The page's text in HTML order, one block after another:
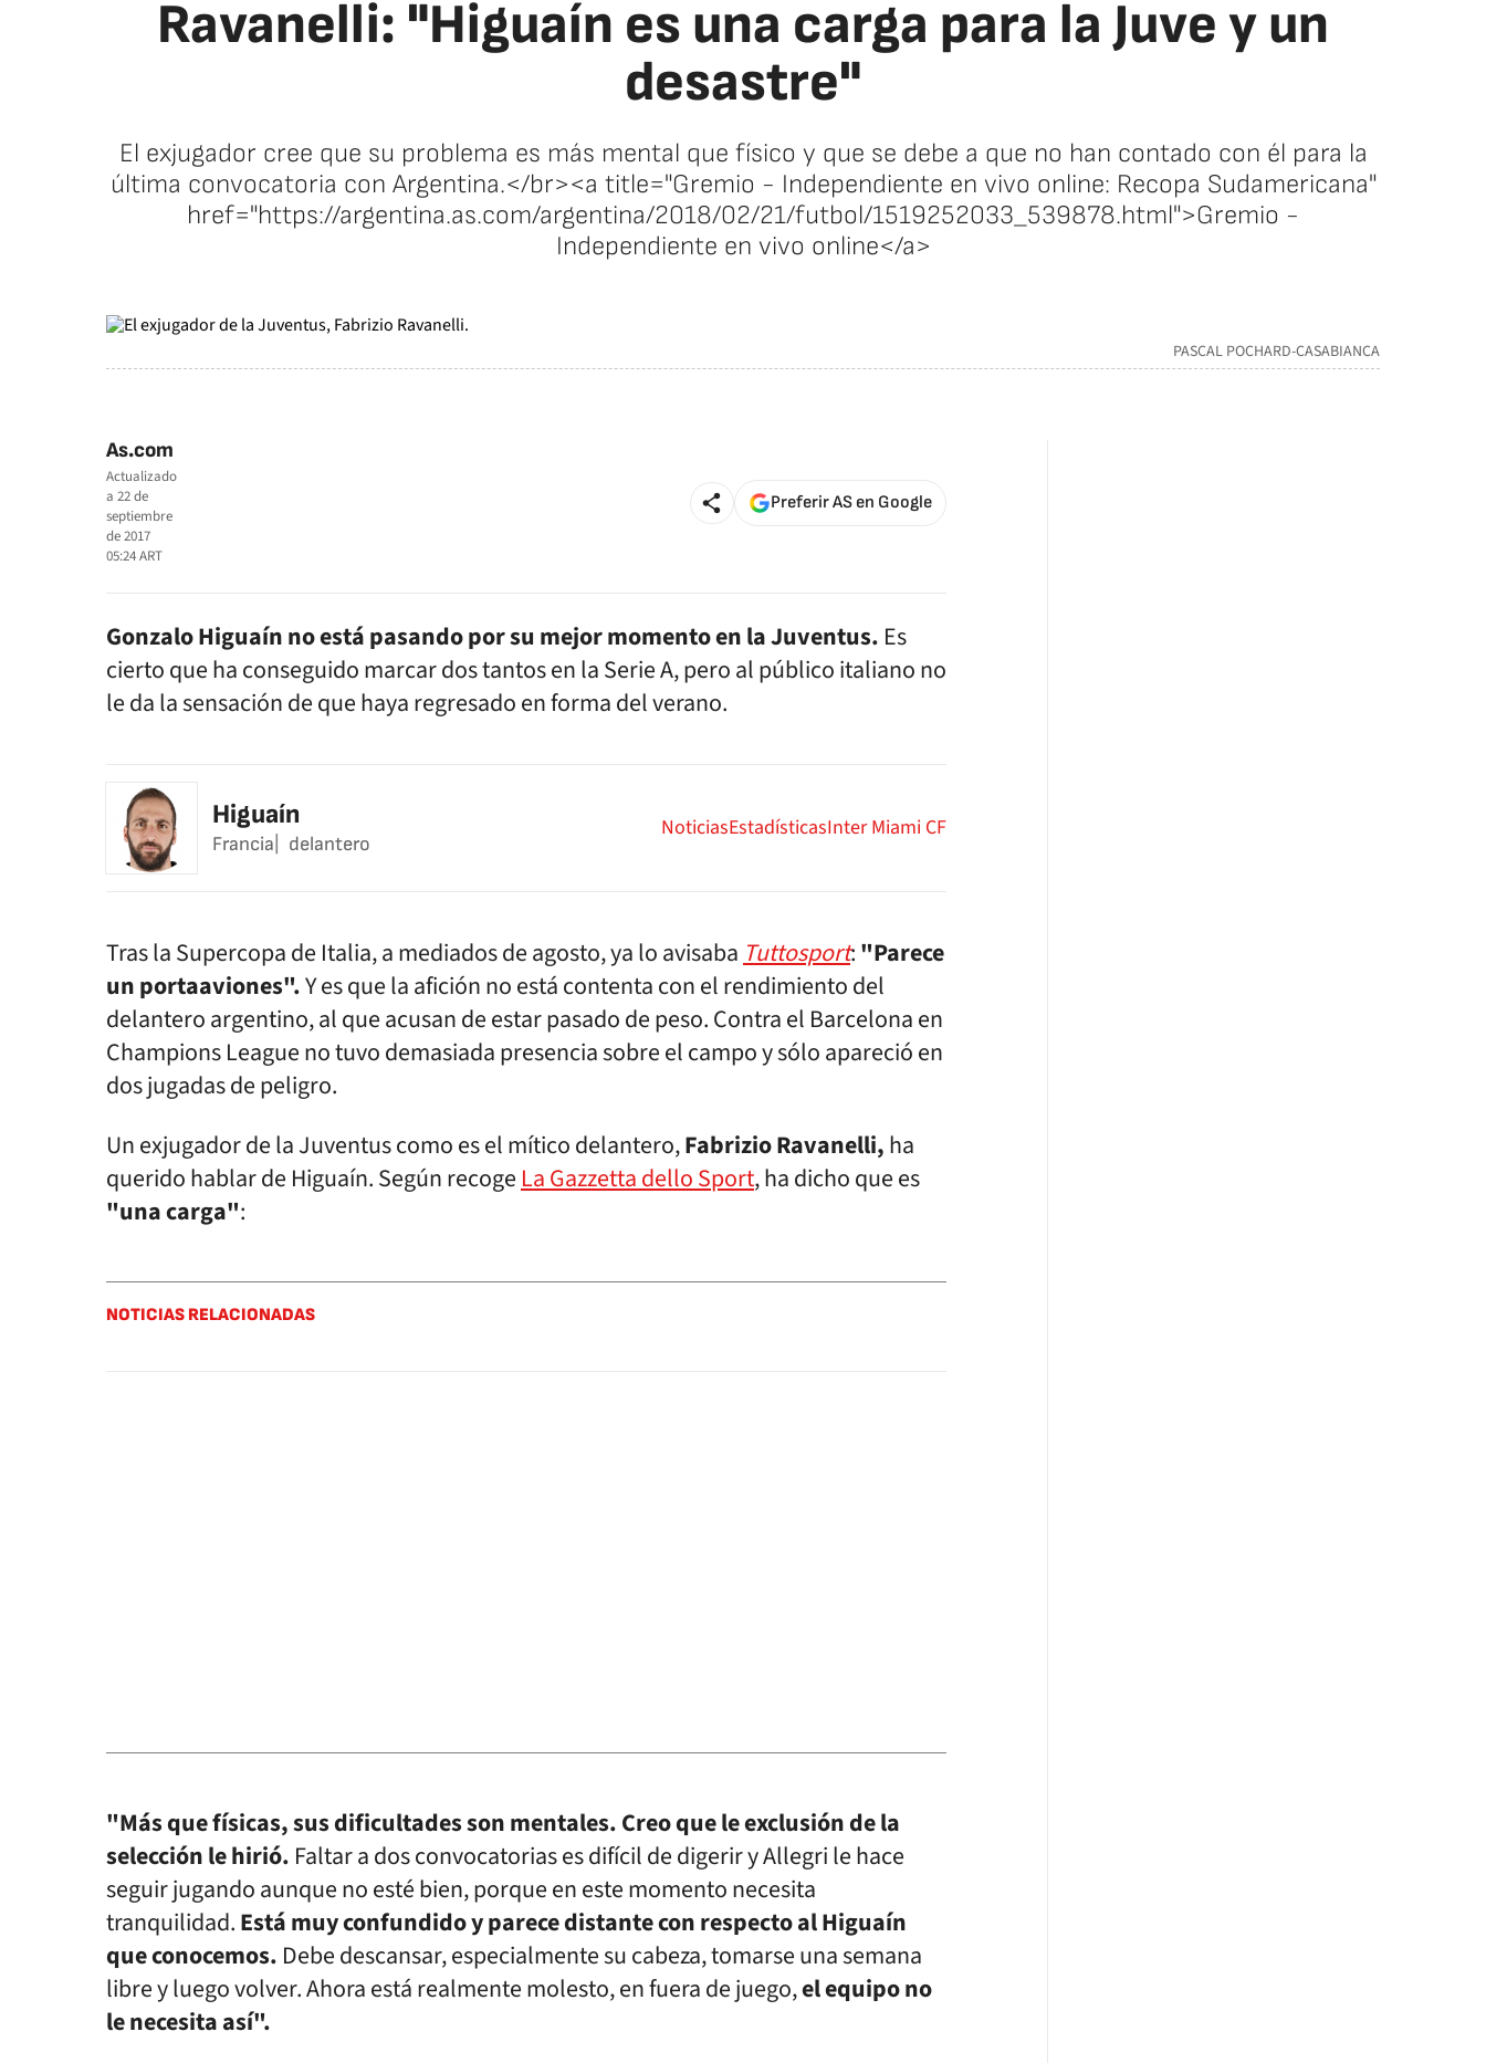
Ravanelli: "Higuaín es una carga para la Juve y un
desastre"
El exjugador cree que su problema es más mental que físico y que se debe a que no han contado con él para la
última convocatoria con Argentina.</br><a title="Gremio - Independiente en vivo online: Recopa Sudamericana"
href="https://argentina.as.com/argentina/2018/02/21/futbol/1519252033_539878.html">Gremio -
Independiente en vivo online</a>
PASCAL POCHARD-CASABIANCA
As.com
Actualizado
a 22 de
septiembre
de 2017
05:24ART
Preferir AS en Google
Gonzalo Higuaín no está pasando por su mejor momento en la Juventus. Es
cierto que ha conseguido marcar dos tantos en la Serie A, pero al público italiano no
le da la sensación de que haya regresado en forma del verano.
Higuaín
Francia delantero
NoticiasEstadísticasInter Miami CF
Tras la Supercopa de Italia, a mediados de agosto, ya lo avisaba Tuttosport:"Parece
un portaaviones".Y es que la afición no está contenta con el rendimiento del
delantero argentino, al que acusan de estar pasado de peso. Contra el Barcelona en
Champions League no tuvo demasiada presencia sobre el campo y sólo apareció en
dos jugadas de peligro.
Un exjugador de la Juventus como es el mítico delantero,Fabrizio Ravanelli,ha
querido hablar de Higuaín. Según recoge La Gazzetta dello Sport, ha dicho que es
"una carga":
NOTICIAS RELACIONADAS
"Más que físicas, sus dificultades son mentales. Creo que le exclusión de la
selección le hirió. Faltar a dos convocatorias es difícil de digerir y Allegri le hace
seguir jugando aunque no esté bien, porque en este momento necesita
tranquilidad.Está muy confundido y parece distante con respecto al Higuaín
que conocemos. Debe descansar, especialmente su cabeza, tomarse una semana
libre y luego volver. Ahora está realmente molesto, en fuera de juego,el equipo no
le necesita así".